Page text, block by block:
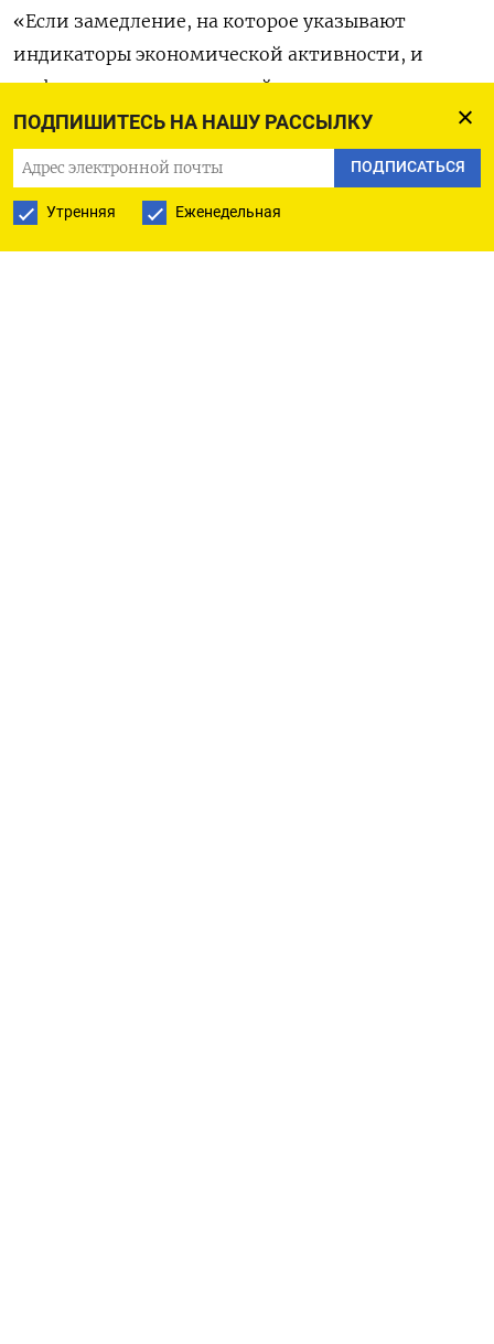
ПОДПИШИТЕСЬ НА НАШУ РАССЫЛКУ
ПОДПИСАТЬСЯ
Утренняя Еженедельная
«Если замедление, на которое указывают
индикаторы экономической активности, и
инфляция ниже ожиданий окажутся
временными, то решение снизить ставки сейчас
может, в конечном итоге, просто означать
перенос декабрьского шага на более ранний
срок,» - говорится в документе.